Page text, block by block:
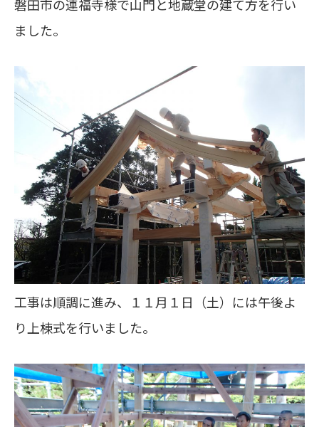
磐田市の連福寺様で山門と地蔵堂の建て方を行い
ました。
工事は順調に進み、１１月１日（土）には午後よ
り上棟式を行いました。